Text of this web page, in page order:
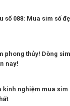
số 088: Mua sim số
phong thủy! Dòng
nay!
kinh nghiệm mua sim